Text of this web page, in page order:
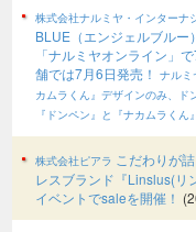
株式会社ナルミヤ・インターナ
BLUE（エンジェルブルー
「ナルミヤオンライン」
舗では7月6日発売！ ナルミ
カムラくん』デザインのみ、ド
『ドンペン』と『ナカムラくん
株式会社ピアラ こだわりが
レスブランド『Linslus(リ
イベントでsaleを開催！